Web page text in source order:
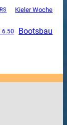
Kieler Woche
6.50 Bootsbau